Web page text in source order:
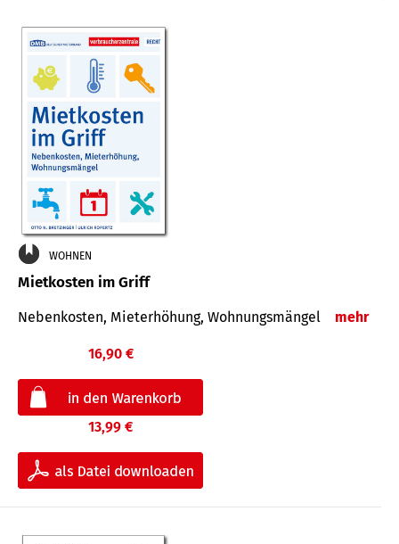
WOHNEN
Mietkosten im Griff
Nebenkosten, Mieterhöhung, Wohnungsmängel mehr
16,90 €
13,99 €